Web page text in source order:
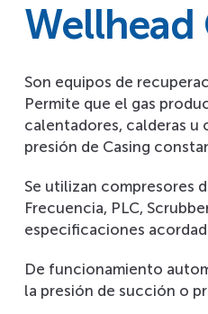
Wellhead
Son equipos de
Permite que el gas
calentadores, calderas u
presión de Casing
Se utilizan compresores
Frecuencia, PLC,
especificaciones
De funcionamiento
la presión de succión o